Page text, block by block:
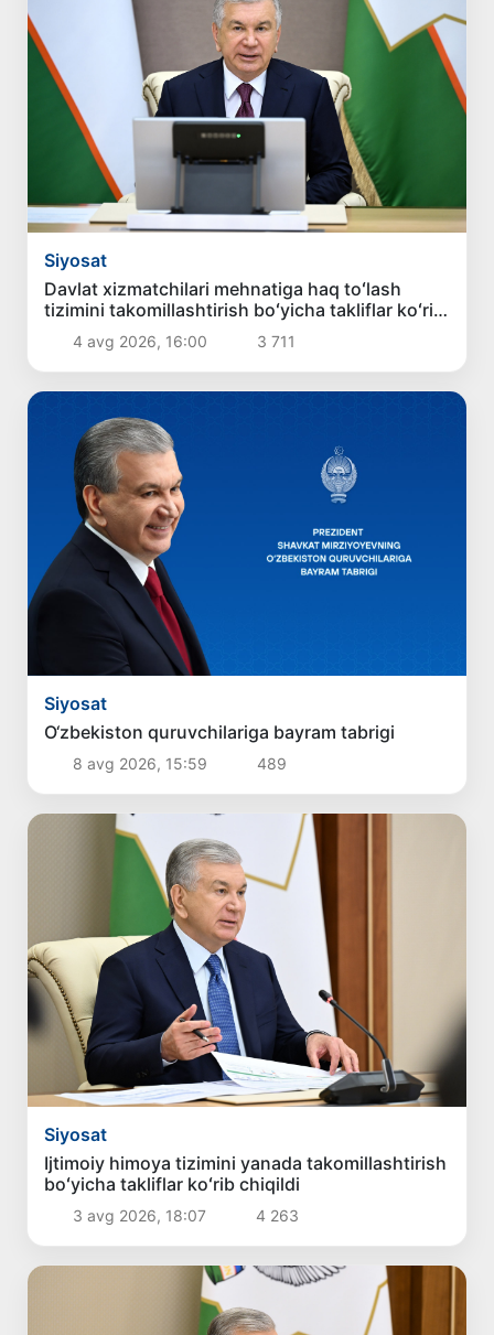
Siyosat
Davlat xizmatchilari mehnatiga haq toʻlash
tizimini takomillashtirish boʻyicha takliflar koʻrib
chiqildi4 avg 2026, 16:00 3 711
Siyosat
O‘zbekiston quruvchilariga bayram tabrigi
8 avg 2026, 15:59 489
Siyosat
Ijtimoiy himoya tizimini yanada takomillashtirish
boʻyicha takliflar koʻrib chiqildi
3 avg 2026, 18:07 4 263